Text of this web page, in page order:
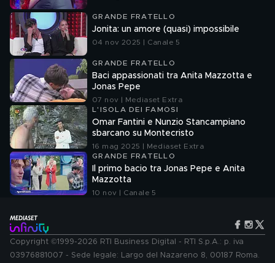
GRANDE FRATELLO
Jonita: un amore (quasi) impossibile
04 nov 2025 | Canale 5
GRANDE FRATELLO
Baci appassionati tra Anita Mazzotta e
Jonas Pepe
07 nov | Mediaset Extra
L'ISOLA DEI FAMOSI
Omar Fantini e Nunzio Stancampiano
sbarcano su Montecristo
16 mag 2025 | Mediaset Extra
GRANDE FRATELLO
Il primo bacio tra Jonas Pepe e Anita
Mazzotta
10 nov | Canale 5
Copyright ©1999-2026 RTI Business Digital - RTI S.p.A.: p. iva
03976881007 - Sede legale: Largo del Nazareno 8, 00187 Roma.